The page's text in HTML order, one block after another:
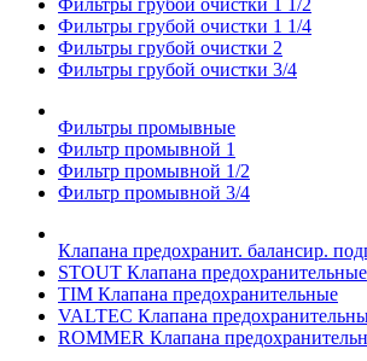
Фильтры грубой очистки 1 1/2
Фильтры грубой очистки 1 1/4
Фильтры грубой очистки 2
Фильтры грубой очистки 3/4
Фильтры промывные
Фильтр промывной 1
Фильтр промывной 1/2
Фильтр промывной 3/4
Клапана предохранит. балансир.
STOUT Клапана предохранительные
TIM Клапана предохранительные
VALTEC Клапана
ROMMER Клапана